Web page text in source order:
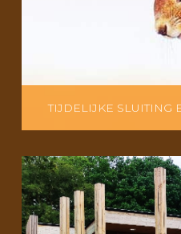
TIJDELIJKE SLUITING